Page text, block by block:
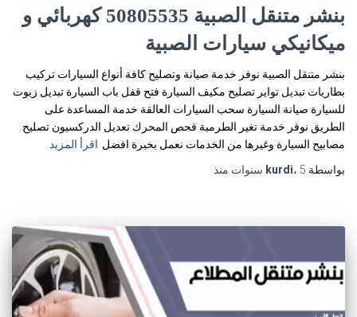
بنشر متنقل الصبية 50805535‬ كهربائي و
ميكانيكي سيارات الصبية
بنشر متنقل الصبية نوفر خدمة صيانة وتصليح كافة أنواع السيارات تركيب
بطاريات تبديل تواير تصليح مكيف السيارة فتح قفل باب السيارة تبديل زيوت
للسيارة صيانة السيارة سحب السيارات العالقة خدمة المساعدة على
الطريق نوفر خدمة تغير الطرمبة فحص المحرك تعديل الدركسيون تصليح
مصابيح السيارة وغيرها من الخدمات نعمل بخبرة افضل اقرأ المزيد
بواسطة
kurdi، 5 سنوات منذ